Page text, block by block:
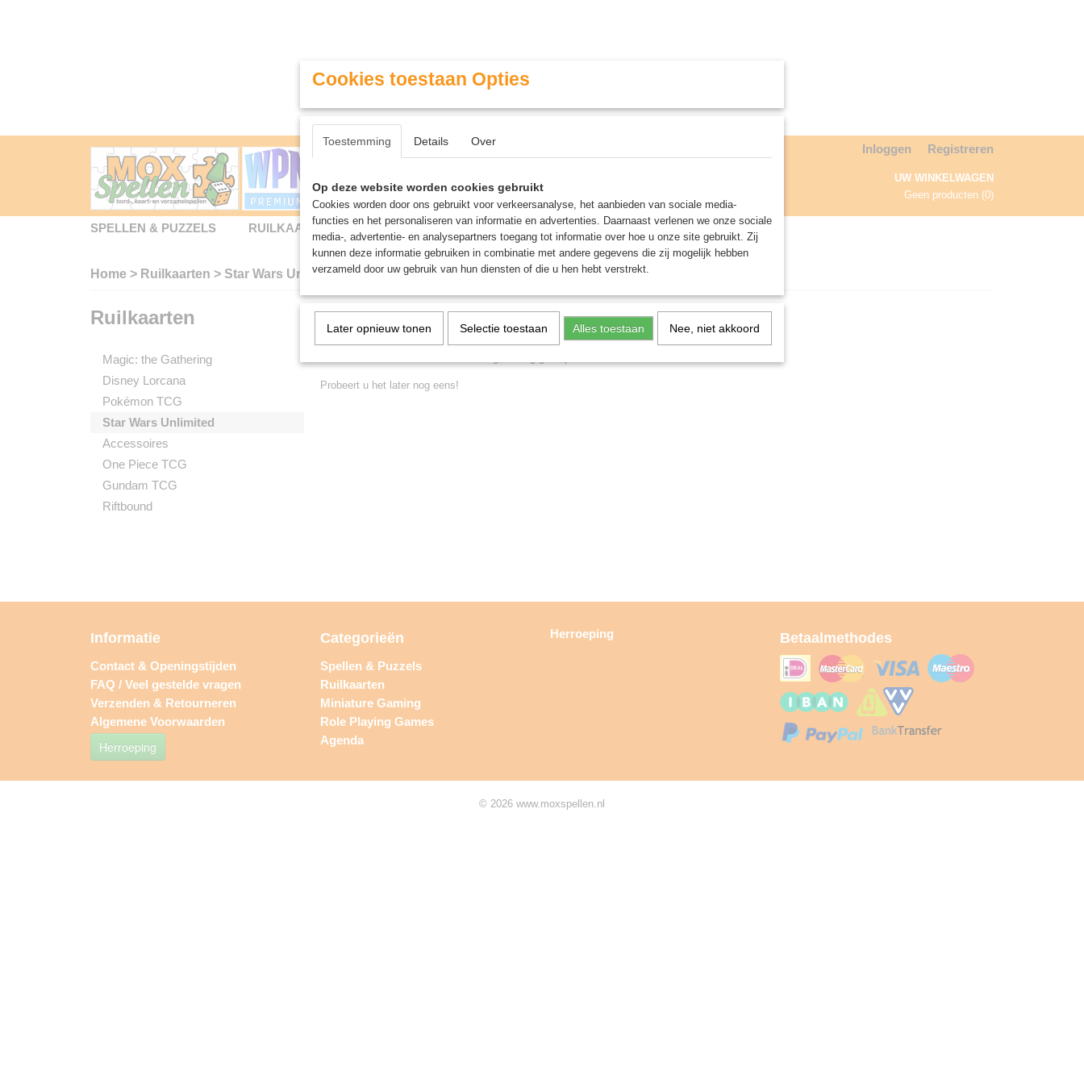
Contact & Openingstijden Inloggen Registreren
UW WINKELWAGEN
Geen producten (0)
SPELLEN & PUZZELS RUILKAARTEN MINIATURE GAMING ROLE PLAYING GAMES AGENDA
Home > Ruilkaarten > Star Wars Unlimited
Ruilkaarten
Magic: the Gathering
Disney Lorcana
Pokémon TCG
Star Wars Unlimited
Accessoires
One Piece TCG
Gundam TCG
Riftbound
Probeert u het later nog eens!
Informatie
Contact & Openingstijden
FAQ / Veel gestelde vragen
Verzenden & Retourneren
Algemene Voorwaarden
Herroeping
Categorieën
Spellen & Puzzels
Ruilkaarten
Miniature Gaming
Role Playing Games
Agenda
Herroeping Betaalmethodes
© 2026 www.moxspellen.nl
Cookies toestaan Opties
Toestemming Details Over
Op deze website worden cookies gebruikt
Cookies worden door ons gebruikt voor verkeersanalyse, het aanbieden van sociale media-
functies en het personaliseren van informatie en advertenties. Daarnaast verlenen we onze sociale
media-, advertentie- en analysepartners toegang tot informatie over hoe u onze site gebruikt. Zij
kunnen deze informatie gebruiken in combinatie met andere gegevens die zij mogelijk hebben
verzameld door uw gebruik van hun diensten of die u hen hebt verstrekt.
Later opnieuw tonen Selectie toestaan Alles toestaan Nee, niet akkoord